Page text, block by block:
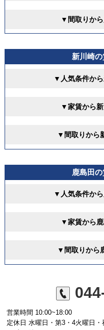
▼間取りか
新川崎
▼人気条件か
▼家賃から
▼間取りから
鹿島田
▼人気条件か
▼家賃から
▼間取りから
営業時間 10:00~18:00
定休日 水曜日・第3・4火曜日・